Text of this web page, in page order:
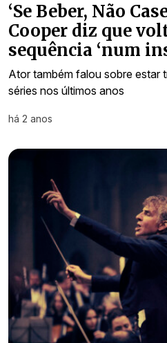
‘Se Beber, Não
Cooper diz que
sequência ‘num
Ator também falou sobre estar
séries nos últimos anos
há 2 anos